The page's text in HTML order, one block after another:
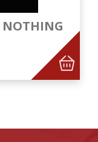
NOTHING